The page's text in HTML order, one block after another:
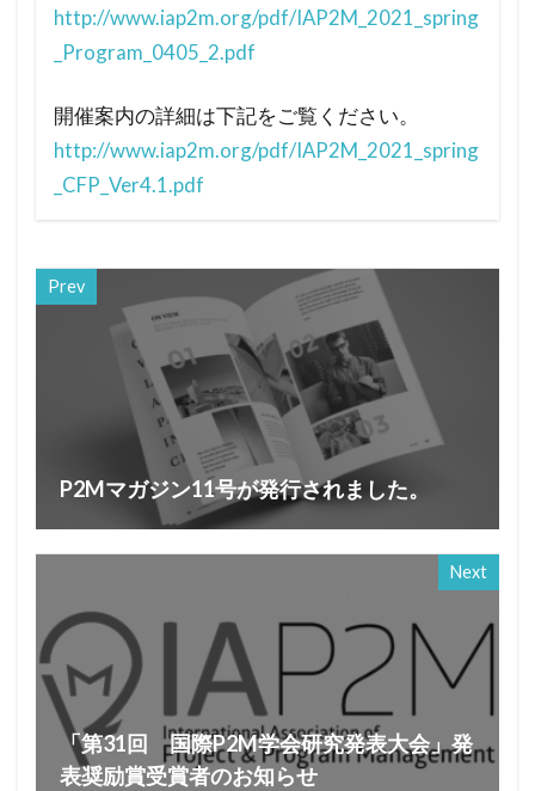
http://www.iap2m.org/pdf/IAP2M_2021_spring
_Program_0405_2.pdf
開催案内の詳細は下記をご覧ください。
http://www.iap2m.org/pdf/IAP2M_2021_spring
_CFP_Ver4.1.pdf
Prev
P2Mマガジン11号が発行されました。
Next
「第31回 国際P2M学会研究発表大会」発
表奨励賞受賞者のお知らせ